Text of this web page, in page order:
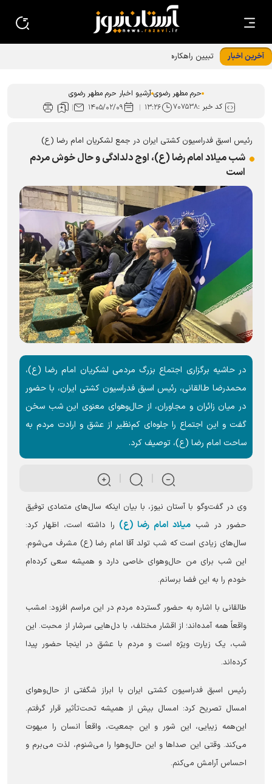
آخرین اخبار
تبیین راهکار‌های هم‌افزایی دانشگاه علوم اسلامی رضوی با حرم
حرم مطهر رضوی آرشیو اخبار حرم مطهر رضوی
کد خبر :۷۰۷۵۳۸ ۱۳:۲۶ ۱۴۰۵/۰۲/۰۹
رئیس اسبق فدراسیون کشتی ایران در جمع لشکریان امام رضا (ع)
شب میلاد امام رضا (ع)، اوج دلدادگی و حال خوش مردم
است
در حاشیه برگزاری اجتماع بزرگ مردمی لشکریان امام رضا (ع)،
محمدرضا طالقانی، رئیس اسبق فدراسیون کشتی ایران، با حضور
در میان زائران و مجاوران، از حال‌وهوای معنوی این شب سخن
گفت و این اجتماع را جلوه‌ای کم‌نظیر از عشق و ارادت مردم به
ساحت امام رضا (ع)، توصیف کرد.
وی در گفت‌و‌گو با آستان نیوز، با بیان اینکه سال‌های متمادی توفیق
حضور در شب میلاد امام رضا (ع) را داشته است، اظهار کرد:
سال‌های زیادی است که شب تولد آقا امام رضا (ع) مشرف می‌شوم.
این شب برای من حال‌وهوای خاصی دارد و همیشه سعی کرده‌ام
خودم را به این فضا برسانم.
طالقانی با اشاره به حضور گسترده مردم در این مراسم افزود: امشب
واقعاً همه آمده‌اند؛ از اقشار مختلف، با دل‌هایی سرشار از محبت. این
شب، یک زیارت ویژه است و مردم با عشق در اینجا حضور پیدا
کرده‌اند.
رئیس اسبق فدراسیون کشتی ایران با ابراز شگفتی از حال‌وهوای
امسال تصریح کرد: امسال بیش از همیشه تحت‌تأثیر قرار گرفتم.
این‌همه زیبایی، این شور و این جمعیت، واقعاً انسان را مبهوت
می‌کند. وقتی این صدا‌ها و این حال‌وهوا را می‌شنوم، لذت می‌برم و
احساس آرامش می‌کنم.